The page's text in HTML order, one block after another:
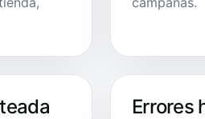
Errores